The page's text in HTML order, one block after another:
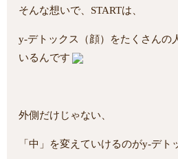
そんな想いで、STARTは、
y-デトックス（顔）をたくさんの
いるんです
外側だけじゃない、
「中」を変えていけるのがy-デト